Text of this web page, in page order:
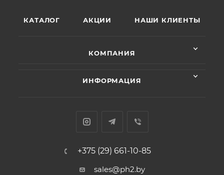
КАТАЛОГ АКЦИИ НАШИ КЛИЕНТЫ
КОМПАНИЯ
ИНФОРМАЦИЯ
+375 (29) 661-10-85
sales@ph2.by